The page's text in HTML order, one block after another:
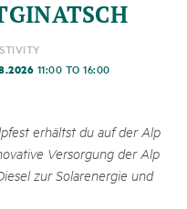
11:00 TO 16:00
erhältst du auf der Alp
Versorgung der Alp
zur Solarenergie und